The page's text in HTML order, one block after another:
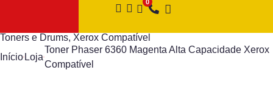
Toners e Drums, Xerox Compatível
Início Loja
Toner Phaser 6360 Magenta Alta Capacidade Xerox
Compatível